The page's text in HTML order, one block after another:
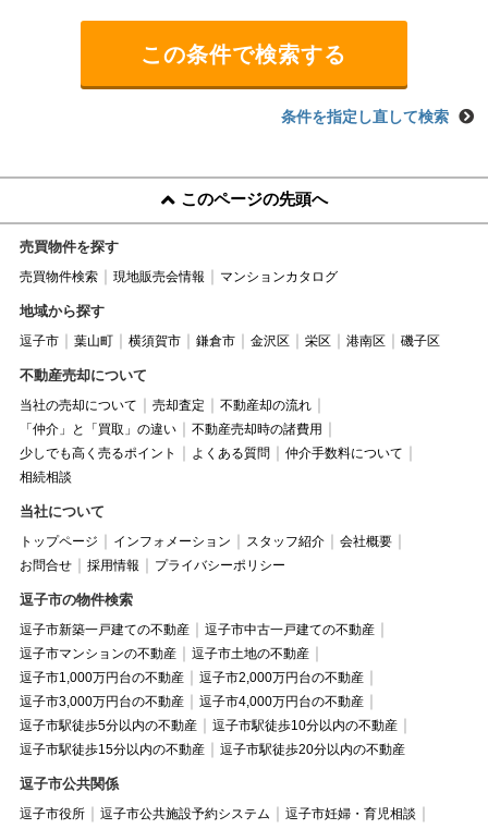
条件を指定し直して検索
このページの先頭へ
売買物件を探す
売買物件検索 現地販売会情報 マンションカタログ
地域から探す
逗子市 葉山町 横須賀市 鎌倉市 金沢区 栄区 港南区 磯子区
不動産売却について
当社の売却について 売却査定
不動産却の流れ
「仲介」と「買取」の違い
不動産売却時の諸費用
少しでも高く売るポイント
よくある質問
仲介手数料について
相続相談
当社について
トップページ インフォメーション スタッフ紹介
会社概要
お問合せ
採用情報 プライバシーポリシー
逗子市の物件検索
逗子市新築一戸建ての不動産
逗子市中古一戸建ての不動産
逗子市マンションの不動産
逗子市土地の不動産
逗子市1,000万円台の不動産
逗子市2,000万円台の不動産
逗子市3,000万円台の不動産
逗子市4,000万円台の不動産
逗子市駅徒歩5分以内の不動産
逗子市駅徒歩10分以内の不動産
逗子市駅徒歩15分以内の不動産
逗子市駅徒歩20分以内の不動産
逗子市公共関係
逗子市役所 逗子市公共施設予約システム
逗子市妊婦・育児相談